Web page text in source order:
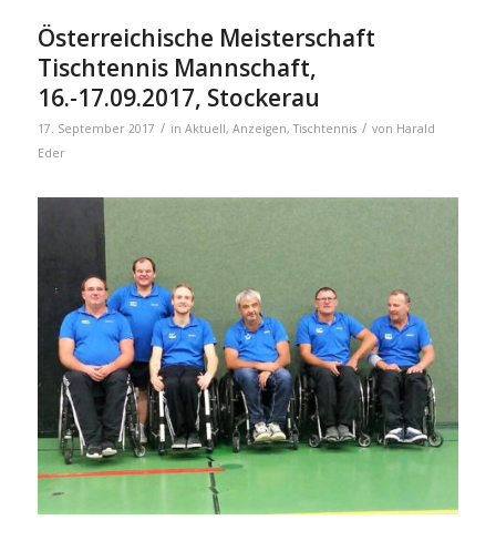
Österreichische Meisterschaft
Tischtennis Mannschaft,
16.-17.09.2017, Stockerau
17. September 2017 / in Aktuell, Anzeigen,Tischtennis / von Harald
Eder